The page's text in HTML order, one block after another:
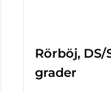
Rörböj, DS/
grader